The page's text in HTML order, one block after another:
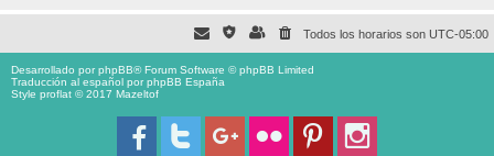
Todos los horarios son UTC-05:00
Desarrollado porphpBB® Forum Software © phpBB Limited
Traducción al español porphpBB España
Style proflat © 2017 Mazeltof